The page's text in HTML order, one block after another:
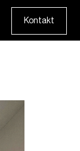
Kontakt